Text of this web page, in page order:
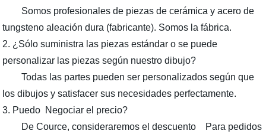
Somos profesionales de piezas de cerámica y acero de
tungsteno aleación dura (fabricante). Somos la fábrica.
2. ¿Sólo suministra las piezas estándar o se puede
personalizar las piezas según nuestro dibujo?
Todas las partes pueden ser personalizados según que
los dibujos y satisfacer sus necesidades perfectamente.
3. Puedo Negociar el precio?
De Cource, consideraremos el descuento Para pedidos